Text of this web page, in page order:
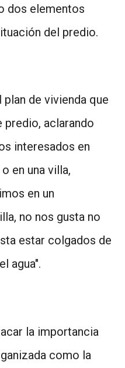
dos elementos
del predio.
de vivienda que
predio, aclarando
interesados en
en una villa,
en un
no nos gusta no
estar colgados de
agua".
la importancia
como la